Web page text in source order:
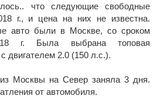
что следующие свободные
г., и цена на них не известна.
авто были в Москве, со сроком
г. Была выбрана топовая
двигателем 2.0 (150 л.с.).
из Москвы на Север заняла 3 дня.
от автомобиля.